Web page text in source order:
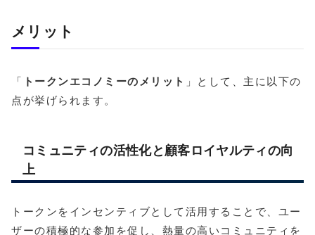
メリット
「 トークンエコノミーのメリット 」として、主に以下の
点が挙げられます。
コミュニティの活性化と顧客ロイヤルティの向
上
トークンをインセンティブとして活用することで、ユー
ザーの積極的な参加を促し、熱量の高いコミュニティを